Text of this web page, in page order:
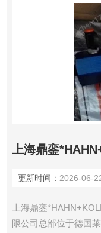
上海鼎銮
更新时间： 2026-06-
上海鼎銮
限公司总部位于德国